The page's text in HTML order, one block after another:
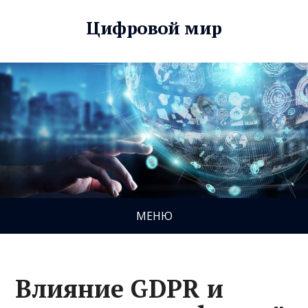
Цифровой мир
МЕНЮ
Влияние GDPR и